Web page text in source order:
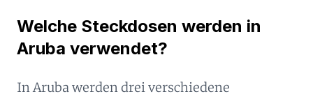
Welche Steckdosen werden in
Aruba verwendet?
In Aruba werden drei verschiedene